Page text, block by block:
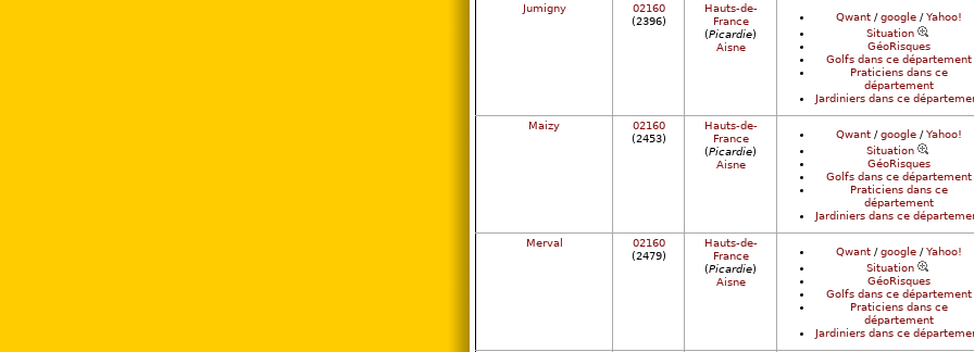
Jumigny
02160
(2396)
Hauts-de-
France
(Picardie)
Aisne
Qwant/google/Yahoo!
Situation
GéoRisques
Golfs dans ce département
Praticiens dans ce
département
Jardiniers dans ce
Maizy
02160
(2453)
Hauts-de-
France
(Picardie)
Aisne
Qwant/google/Yahoo!
Situation
GéoRisques
Golfs dans ce département
Praticiens dans ce
département
Jardiniers dans ce
Merval
02160
(2479)
Hauts-de-
France
(Picardie)
Aisne
Qwant/google/Yahoo!
Situation
GéoRisques
Golfs dans ce département
Praticiens dans ce
département
Jardiniers dans ce